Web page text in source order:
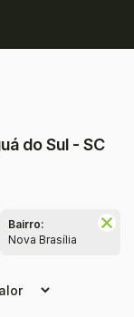
do Sul - SC
Bairro:
Nova Brasília